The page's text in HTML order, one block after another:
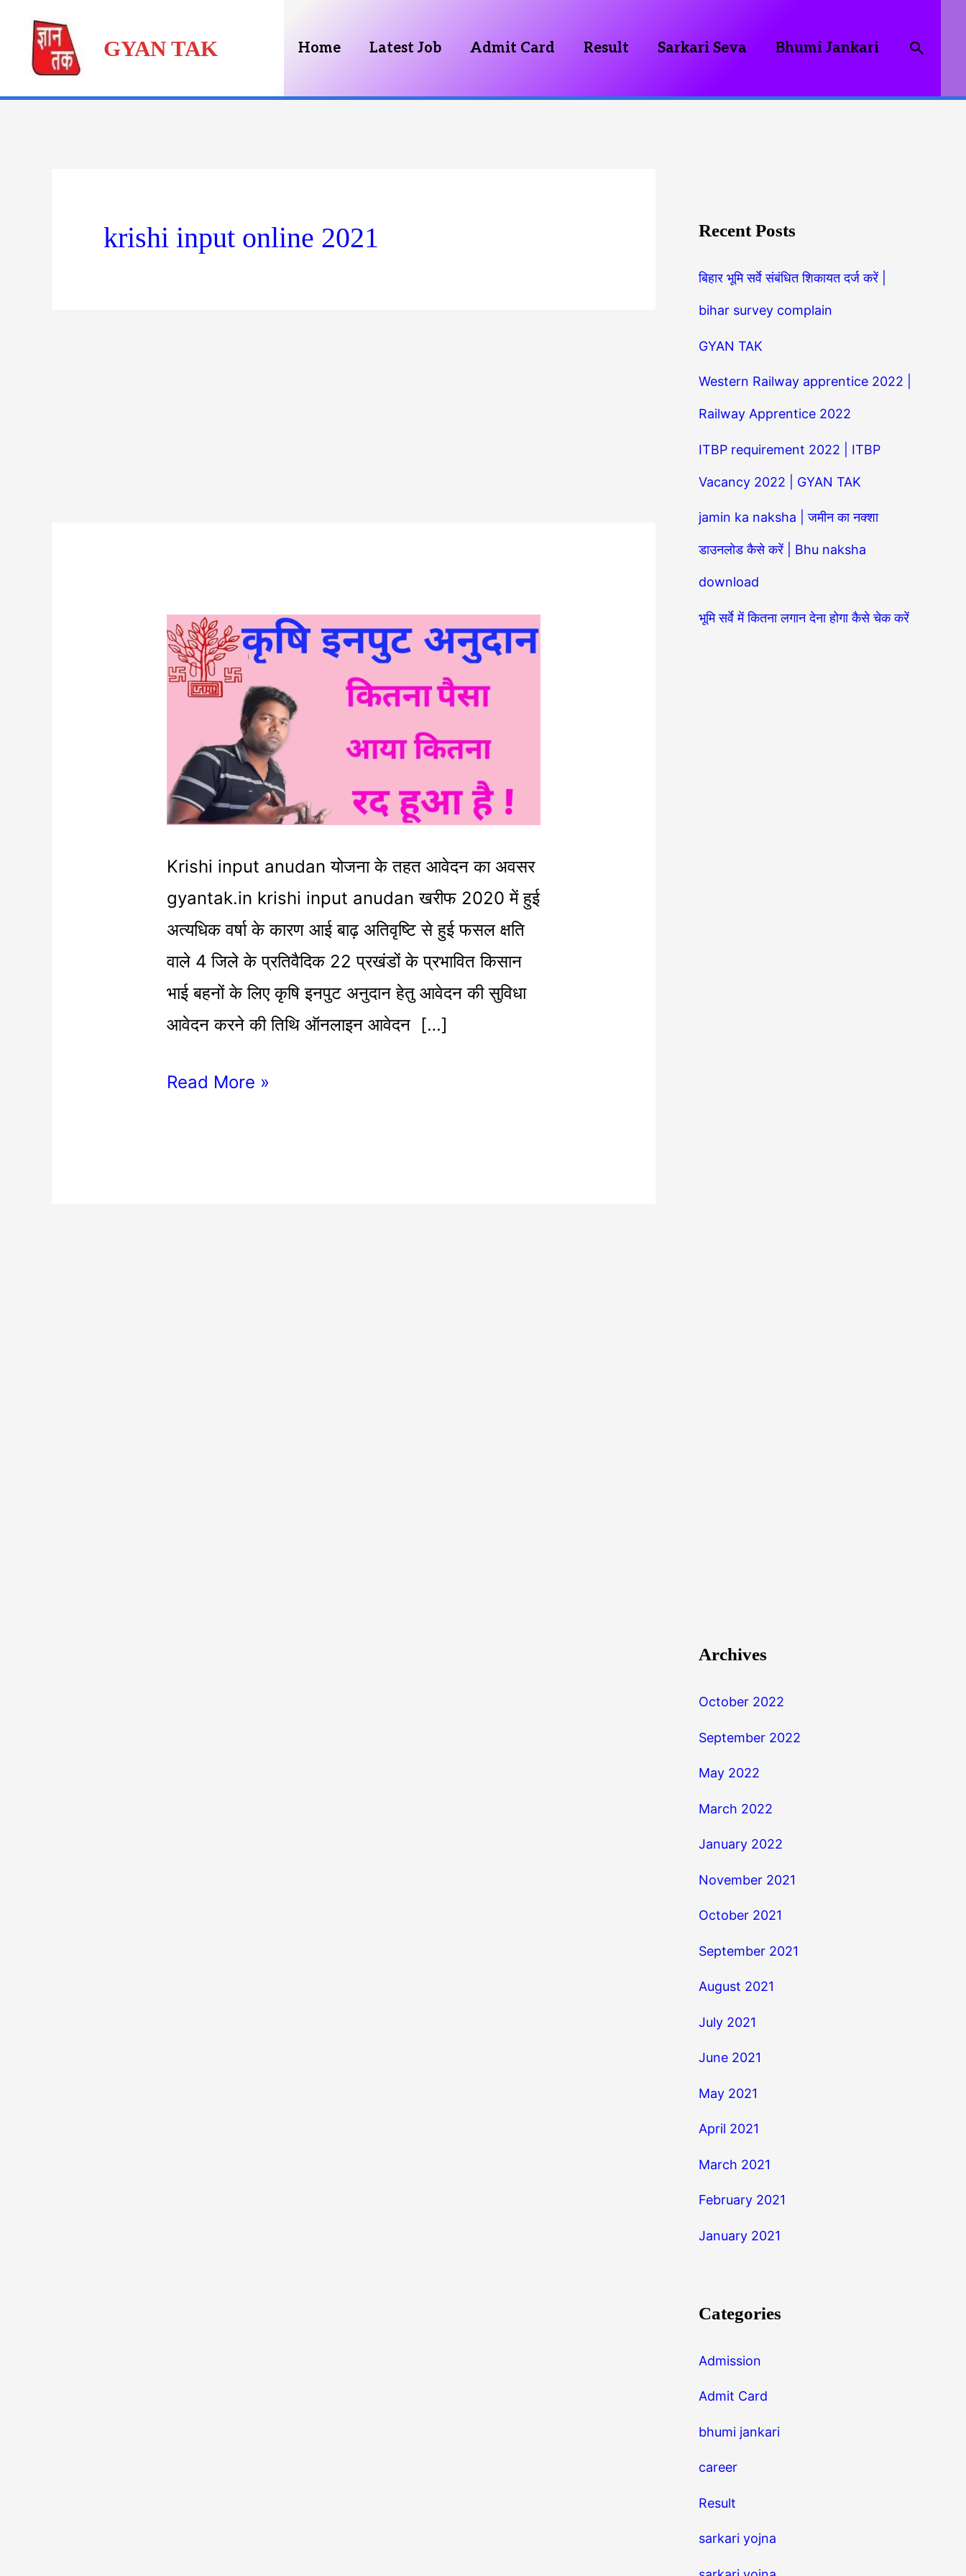
Skip
content
GYAN TAK Home Latest Job Admit Card Result Sarkari Seva Bhumi Jankari
krishi input online 2021
Krishi input anudan योजना के तहत आवेदन का अवसर
gyantak.in krishi input anudan खरीफ 2020 में हुई
अत्यधिक वर्षा के कारण आई बाढ़ अतिवृष्टि से हुई फसल क्षति
वाले 4 जिले के प्रतिवैदिक 22 प्रखंडों के प्रभावित किसान
भाई बहनों के लिए कृषि इनपुट अनुदान हेतु आवेदन की सुविधा
आवेदन करने की तिथि ऑनलाइन आवेदन […]
krishi
input
anudan
कृषि
इनपुट
अनुदान
लिए
Read More »
Recent Posts
बिहार भूमि सर्वे संबंधित शिकायत दर्ज करें |
bihar survey complain
GYAN TAK
Western Railway apprentice 2022 |
Railway Apprentice 2022
ITBP requirement 2022 | ITBP
Vacancy 2022 | GYAN TAK
jamin ka naksha | जमीन का नक्शा
डाउनलोड कैसे करें | Bhu naksha
download
भूमि सर्वे में कितना लगान देना होगा कैसे चेक करें
Archives
October 2022
September 2022
May 2022
March 2022
January 2022
November 2021
October 2021
September 2021
August 2021
July 2021
June 2021
May 2021
April 2021
March 2021
February 2021
January 2021
Categories
Admission
Admit Card
bhumi jankari
career
Result
sarkari yojna